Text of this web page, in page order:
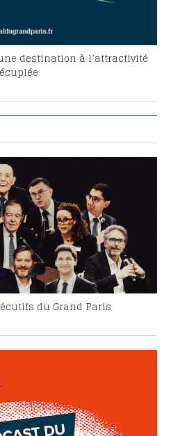
destination à l’attractivité
du Grand Paris